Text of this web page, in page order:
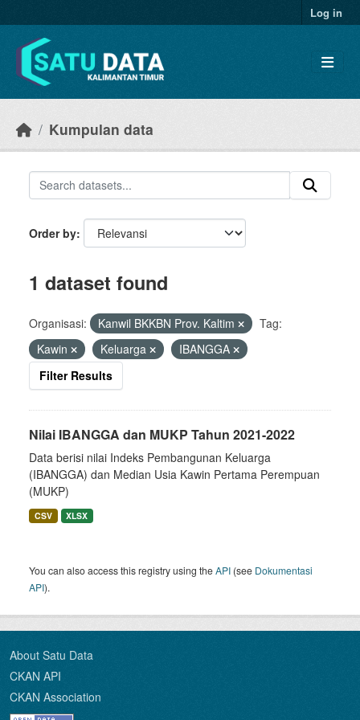
Log in
Kumpulan data
Order by
1 dataset found
Organisasi: Kanwil BKKBN Prov. Kaltim
Tag:
Kawin
Keluarga
IBANGGA
Filter Results
Nilai IBANGGA dan MUKP Tahun 2021-2022
Data berisi nilai Indeks Pembangunan Keluarga
(IBANGGA) dan Median Usia Kawin Pertama Perempuan
(MUKP)
CSV XLSX
You can also access this registry using theAPI (see Dokumentasi
API).
About Satu Data
CKAN API
CKAN Association